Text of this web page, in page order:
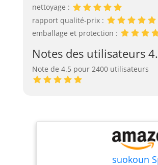
nettoyage :
rapport qualité-prix :
emballage et protection :
Notes des utilisateurs
Note de 4.5 pour 2400 utilisateurs
suokoun